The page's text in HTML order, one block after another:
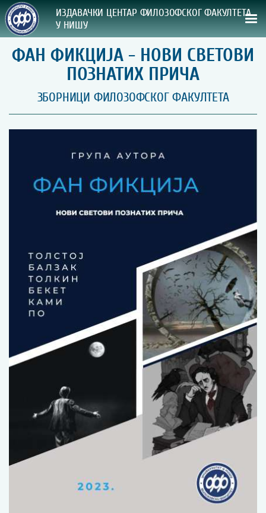
ИЗДАВАЧКИ ЦЕНТАР ФИЛОЗОФСКОГ ФАКУЛТЕТА
У НИШУ
СВА НАША ИЗДАЊА
ВРСТА ИЗДАЊА:
ГОДИНА ОБЈАВЉИВАЊА:
УПУТСТВА
Правилник о издавачкој делатности
Изјава о ауторству
Изјава о лектури
Изјава о коришћењу ауторског дела
Упутство за бирање лиценце
Уговор са аутором
Логотипи
Шаблон прве стране и импресума [B5, ћир]
Шаблон прве стране и импресума [B5, лат]
Шаблон прве стране и импресума [B5, енг]
ПРЕТРАГА ИЗДАЊА
Наслов или део наслова
Кључне речи
ФАН ФИКЦИЈА - НОВИ СВЕТОВИ
ПОЗНАТИХ ПРИЧА
ЗБОРНИЦИ ФИЛОЗОФСКОГ ФАКУЛТЕТА